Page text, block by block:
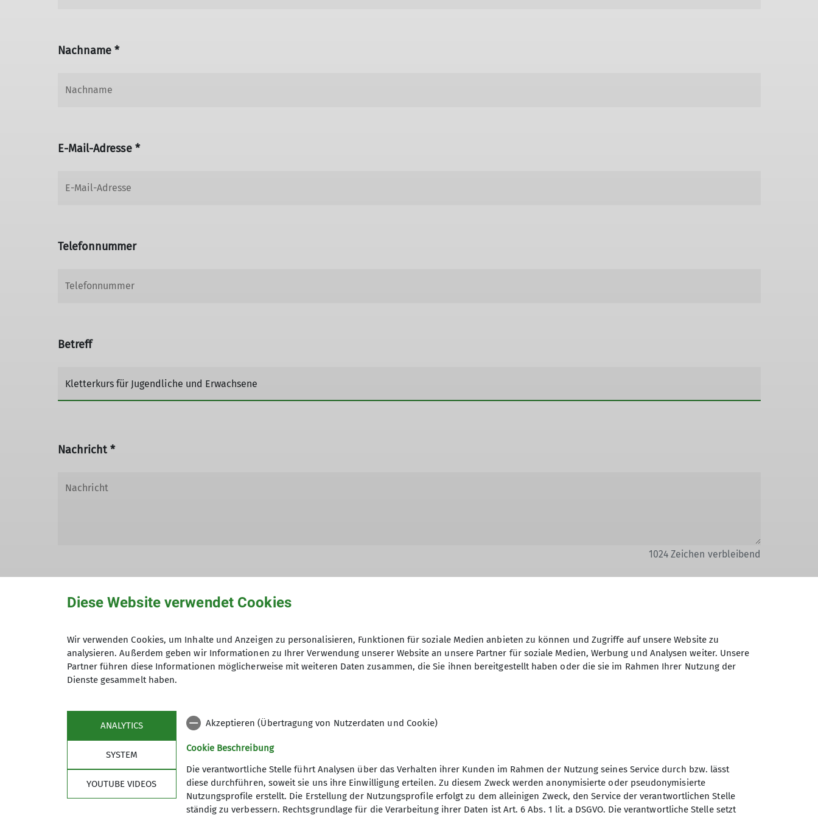
Nachname *
E-Mail-Adresse *
Telefonnummer
Betreff
Nachricht *
1024Zeichen verbleibend
Hiermit erkläre ich mich einverstanden, dass meine in das Kontaktformular eingegebenen Daten elektronisch gesichert und zum
Zweck der Kontaktaufnahme verarbeitet und genutzt werden. Mir ist bekannt, dass ich meine Einwilligung jederzeit wiederrufen kann.
*
Mit (*) markierte Felder sind Pflichtfelder
Sektion Straubing des
Diese Website verwendet Cookies
Wir verwenden Cookies, um Inhalte und Anzeigen zu personalisieren, Funktionen für soziale Medien anbieten zu können und Zugriffe auf unsere Website zu
analysieren. Außerdem geben wir Informationen zu Ihrer Verwendung unserer Website an unsere Partner für soziale Medien, Werbung und Analysen weiter. Unsere
Partner führen diese Informationen möglicherweise mit weiteren Daten zusammen, die Sie ihnen bereitgestellt haben oder die sie im Rahmen Ihrer Nutzung der
Dienste gesammelt haben.
ANALYTICS
SYSTEM
YOUTUBE VIDEOS
Akzeptieren (Übertragung von Nutzerdaten und Cookie)
Cookie Beschreibung
Die verantwortliche Stelle führt Analysen über das Verhalten ihrer Kunden im Rahmen der Nutzung seines Service durch bzw. lässt
diese durchführen, soweit sie uns ihre Einwilligung erteilen. Zu diesem Zweck werden anonymisierte oder pseudonymisierte
Nutzungsprofile erstellt. Die Erstellung der Nutzungsprofile erfolgt zu dem alleinigen Zweck, den Service der verantwortlichen Stelle
ständig zu verbessern. Rechtsgrundlage für die Verarbeitung ihrer Daten ist Art. 6 Abs. 1 lit. a DSGVO. Die verantwortliche Stelle setzt